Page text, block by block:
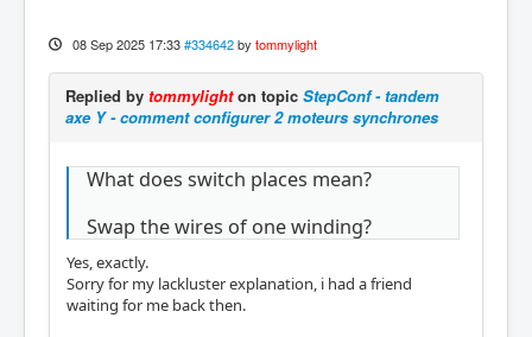
08 Sep 2025 17:33 #334642 by tommylight
Replied by tommylighton topic StepConf - tandem
axe Y - comment configurer 2 moteurs synchrones
What does switch places mean?
Swap the wires of one winding?
Yes, exactly.
Sorry for my lackluster explanation, i had a friend
waiting for me back then.